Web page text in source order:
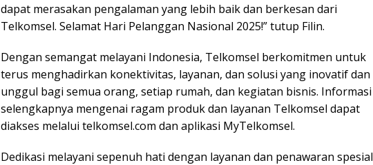
dapat merasakan pengalaman yang lebih baik dan berkesan dari
Telkomsel. Selamat Hari Pelanggan Nasional 2025!” tutup Filin.
Dengan semangat melayani Indonesia, Telkomsel berkomitmen untuk
terus menghadirkan konektivitas, layanan, dan solusi yang inovatif dan
unggul bagi semua orang, setiap rumah, dan kegiatan bisnis. Informasi
selengkapnya mengenai ragam produk dan layanan Telkomsel dapat
diakses melalui telkomsel.com dan aplikasi MyTelkomsel.
Dedikasi melayani sepenuh hati dengan layanan dan penawaran spesial